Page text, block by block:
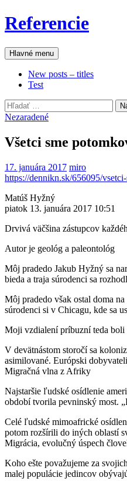
Preskočiť
na
Referencie
Hľadať
Hlavné menu
New posts – titles
Test
Hľadať:
Nezaradené
Všetci sme
17. januára 2017 miro
https://dennikn.sk/656095/
Matúš Hyžný
piatok 13. januára 2017 10:51
Drvivá väčšina zástupcov
Autor je geológ a paleontológ
Môj pradedo Jakub Hyžný sa
bieda a traja súrodenci sa
Môj pradedo však ostal doma
súrodenci si v Chicagu, kde sa
Moji vzdialení príbuzní teda
V devätnástom storočí sa
asimilované. Európski
Migračná vlna z Afriky
Najstaršie ľudské osídlenie
období tvorila pevninský most.
Celé ľudské mimoafrické
potom rozšírili do iných oblastí
Migrácia, evolučný úspech
Koho ešte považujeme za
malej populácie jedincov